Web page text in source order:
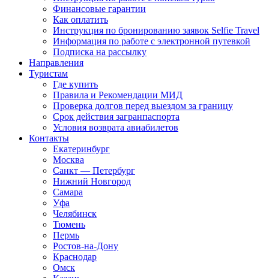
Финансовые гарантии
Как оплатить
Инструкция по бронированию заявок Selfie Travel
Информация по работе с электронной путевкой
Подписка на рассылку
Направления
Туристам
Где купить
Правила и Рекомендации МИД
Проверка долгов перед выездом за границу
Срок действия загранпаспорта
Условия возврата авиабилетов
Контакты
Екатеринбург
Москва
Санкт — Петербург
Нижний Новгород
Самара
Уфа
Челябинск
Тюмень
Пермь
Ростов-на-Дону
Краснодар
Омск